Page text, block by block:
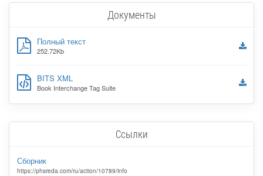
Документы
Полный текст
252.72Kb
BITS XML
Book Interchange Tag Suite
Ссылки
Сборник
https://phsreda.com/ru/action/10789/info